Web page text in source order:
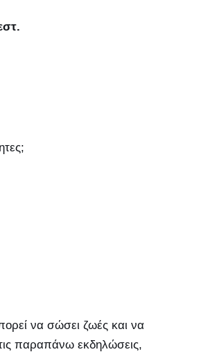
να σώσει ζωές και να
παραπάνω εκδηλώσεις,